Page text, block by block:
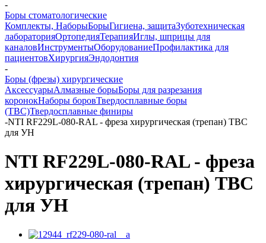
-
Боры стоматологические
Комплекты, НаборыБорыГигиена, защитаЗуботехническая
лабораторияОртопедияТерапияИглы, шприцы для
каналовИнструментыОборудованиеПрофилактика для
пациентовХирургияЭндодонтия
-
Боры (фрезы) хирургические
АксессуарыАлмазные борыБоры для разрезания
коронокНаборы боровТвердосплавные боры
(ТВС)Твердосплавные финиры
-NTI RF229L-080-RAL - фреза хирургическая (трепан) ТВС
для УН
NTI RF229L-080-RAL - фреза
хирургическая (трепан) ТВС
для УН